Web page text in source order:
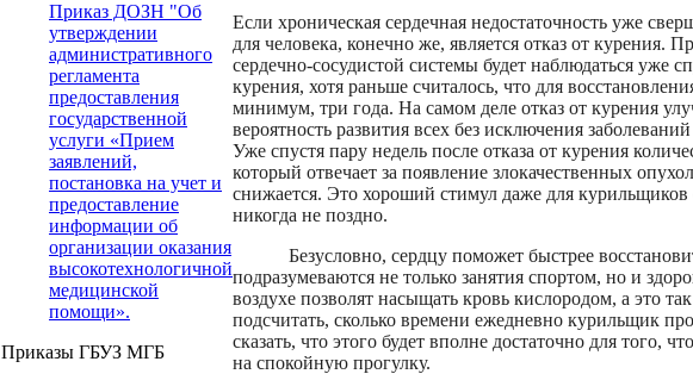
Приказ ДОЗН "Об
утверждении
административного
регламента
предоставления
государственной
услуги «Прием
заявлений,
постановка на учет и
предоставление
информации об
организации оказания
высокотехнологичной
медицинской
помощи».
Приказы ГБУЗ МГБ
Если хроническая сердечная недостаточность уже
для человека, конечно же, является отказ от курения.
сердечно-сосудистой системы будет наблюдаться уже
курения, хотя раньше считалось, что для
минимум, три года. На самом деле отказ от курения
вероятность развития всех без исключения
Уже спустя пару недель после отказа от курения
который отвечает за появление злокачественных
снижается. Это хороший стимул даже для курильщиков
никогда не поздно.
Безусловно, сердцу поможет быстрее
подразумеваются не только занятия спортом, но и
воздухе позволят насыщать кровь кислородом, а это
подсчитать, сколько времени ежедневно курильщик
сказать, что этого будет вполне достаточно для того,
на спокойную прогулку.